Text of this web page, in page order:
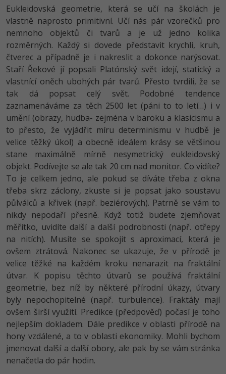
UML a návrhové vzory
React
Spring
ASP.NET MVC
Django
Best practices
HTML / CSS
UML a návrhové vzory
MySQL/MariaDB
MS-SQL
SQLite
Webdesigner
Tester
Systémový administrátor
Grafik / UX/UI návrhář
3D grafik
Projektový manažer
Databázový analytik
Copywriter
WordPress specialista
SEO specialista
C++
Swift -80%
Kotlin -80%
C -80%
VB.NET
SQL
Návrh SW -80%
Algoritmy -41%
Umělá inteligence (AI) -10%
Pro děti
Více
Fórum
Kurzy e-commerce
Testování softwaru
Datová analýza
Digitální gramotnost
Kurzy designu
HTML/CSS -80%
Photoshop -80%
Příběhy absolventů
Blog
Eukleidovská geometrie, která se učí na školách je
vlastně naprosto primitivní. Učí nás pár vzorečků pro
nemnoho objektů či tvarů a je už jedno kolika
rozměrných. Každý si dovede představit krychli, kruh,
čtverec a případně je i nakreslit a dokonce narýsovat.
Staří Řekové jí popsali Platónský svět idejí, statický a
vlastnící oněch ubohých pár tvarů. Přesto tvrdili, že se
tak dá popsat celý svět. Podobné tendence
zaznamenáváme za těch 2500 let (páni to to letí…) i v
umění (obrazy, hudba- zejména v baroku a klasicismu a
to přesto, že vyjádřit míru determinismu v hudbě je
velice těžký úkol) a obecně ideálem krásy se většinou
stane maximálně mírně nesymetrický eukleidovský
objekt. Podívejte se ale tak 20 cm nad monitor. Co vidíte?
To je celkem jedno, ale pokud se díváte třeba z okna
třeba skrz záclony, zkuste si je popsat jako soustavu
půlválců a křivek (např. beziérových). Patrně se vám to
nikdy nepodaří přesně. Když totiž budete zjemňovat
měřítko, uvidíte další a další podrobnosti (např. otřepy
na nitích). Musíte se spokojit s aproximací, která je
ovšem ztrátová. Nakonec se ukazuje, že v přírodě je
velice těžké na každém kroku nenarazit na fraktální
útvar. K popisu těchto útvarů se používá fraktální
geometrie, bez níž by některé přírodní úkazy, útvary
byly nepochopitelné (např. turbulence). Fraktály mají
ovšem širší využití. Predikce (předpověď) počasí je toho
nejlepším dokladem. Dále predikce v oblasti přírodě na
hony vzdálené, a to v oblasti ekonomiky. Mohli bychom
jmenovat další a další obory, ale pak by se vám stránka
nenačetla do pár hodin.